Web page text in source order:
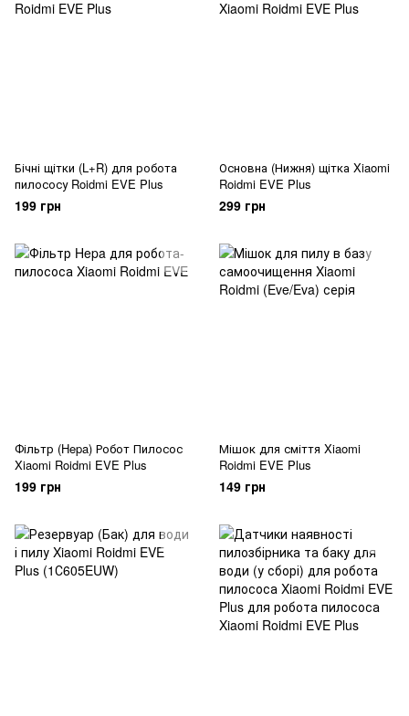
Бічні щітки (L+R) для робота
пилососу Roidmi EVE Plus
199 грн
Основна (Нижня) щітка Xiaomi
Roidmi EVE Plus
299 грн
Фільтр (Hepa) Робот Пилосос
Xiaomi Roidmi EVE Plus
199 грн
Мішок для сміття Xiaomi
Roidmi EVE Plus
149 грн